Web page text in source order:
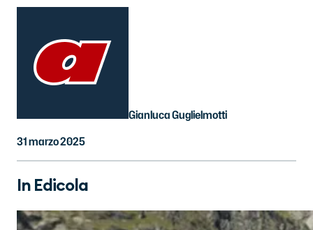
Gianluca Guglielmotti
31 marzo 2025
In Edicola